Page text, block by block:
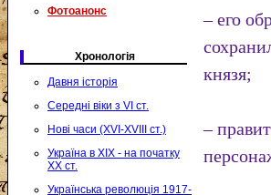
Фотоанонс
Хронологія
Давня історія
Середні віки з VI ст.
Нові часи (XVI-XVIII ст.)
Україна в XIX - на початку
XX ст.
Українська революція 1917-
– его
князя;
–